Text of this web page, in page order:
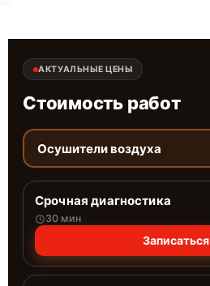
АКТУАЛЬНЫЕ ЦЕНЫ
Стоимость работ
Осушители воздуха
Срочная диагностика
30 мин
Записаться